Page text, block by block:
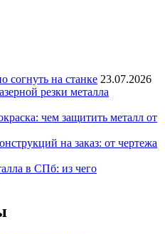
на станке 23.07.2026
резки металла
чем защитить металл от
на заказ: от чертежа
в СПб: из чего